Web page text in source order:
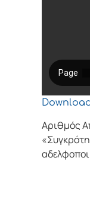
Download
Αριθμός